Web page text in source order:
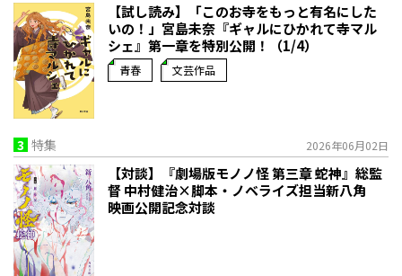
【試し読み】「このお寺をもっと有名にした
いの！」宮島未奈『ギャルにひかれて寺マル
シェ』第一章を特別公開！（1/4）
青春 文芸作品
3 特集 2026年06月02日
【対談】『劇場版モノノ怪 第三章 蛇神』総監
督 中村健治×脚本・ノベライズ担当新八角
映画公開記念対談